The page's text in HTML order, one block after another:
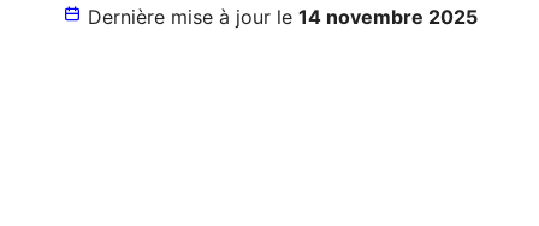
Dernière mise à jour le 14 novembre 2025